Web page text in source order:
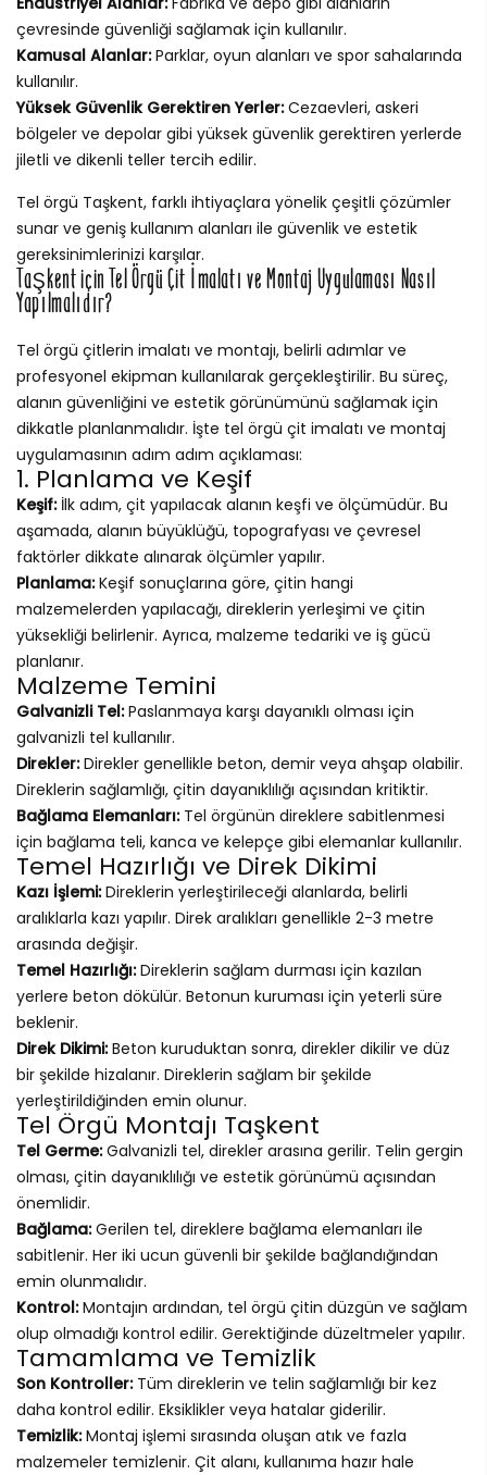
çevresinde güvenliği sağlamak için kullanılır.
Kamusal Alanlar:Parklar, oyun alanları ve spor sahalarında
kullanılır.
Yüksek Güvenlik Gerektiren Yerler:Cezaevleri, askeri
bölgeler ve depolar gibi yüksek güvenlik gerektiren yerlerde
jiletli ve dikenli teller tercih edilir.
Tel örgü Taşkent, farklı ihtiyaçlara yönelik çeşitli çözümler
sunar ve geniş kullanım alanları ile güvenlik ve estetik
gereksinimlerinizi karşılar.
Taşkent için Tel Örgü Çit İmalatı ve Montaj Uygulaması Nasıl
Yapılmalıdır?
Tel örgü çitlerin imalatı ve montajı, belirli adımlar ve
profesyonel ekipman kullanılarak gerçekleştirilir. Bu süreç,
alanın güvenliğini ve estetik görünümünü sağlamak için
dikkatle planlanmalıdır. İşte tel örgü çit imalatı ve montaj
uygulamasının adım adım açıklaması:
1. Planlama ve Keşif
Keşif:İlk adım, çit yapılacak alanın keşfi ve ölçümüdür. Bu
aşamada, alanın büyüklüğü, topografyası ve çevresel
faktörler dikkate alınarak ölçümler yapılır.
Planlama:Keşif sonuçlarına göre, çitin hangi
malzemelerden yapılacağı, direklerin yerleşimi ve çitin
yüksekliği belirlenir. Ayrıca, malzeme tedariki ve iş gücü
planlanır.
Malzeme Temini
Galvanizli Tel:Paslanmaya karşı dayanıklı olması için
galvanizli tel kullanılır.
Direkler:Direkler genellikle beton, demir veya ahşap olabilir.
Direklerin sağlamlığı, çitin dayanıklılığı açısından kritiktir.
Bağlama Elemanları:Tel örgünün direklere sabitlenmesi
için bağlama teli, kanca ve kelepçe gibi elemanlar kullanılır.
Temel Hazırlığı ve Direk Dikimi
Kazı İşlemi:Direklerin yerleştirileceği alanlarda, belirli
aralıklarla kazı yapılır. Direk aralıkları genellikle 2-3 metre
arasında değişir.
Temel Hazırlığı:Direklerin sağlam durması için kazılan
yerlere beton dökülür. Betonun kuruması için yeterli süre
beklenir.
Direk Dikimi:Beton kuruduktan sonra, direkler dikilir ve düz
bir şekilde hizalanır. Direklerin sağlam bir şekilde
yerleştirildiğinden emin olunur.
Tel Örgü Montajı Taşkent
Tel Germe:Galvanizli tel, direkler arasına gerilir. Telin gergin
olması, çitin dayanıklılığı ve estetik görünümü açısından
önemlidir.
Bağlama:Gerilen tel, direklere bağlama elemanları ile
sabitlenir. Her iki ucun güvenli bir şekilde bağlandığından
emin olunmalıdır.
Kontrol:Montajın ardından, tel örgü çitin düzgün ve sağlam
olup olmadığı kontrol edilir. Gerektiğinde düzeltmeler yapılır.
Tamamlama ve Temizlik
Son Kontroller:Tüm direklerin ve telin sağlamlığı bir kez
daha kontrol edilir. Eksiklikler veya hatalar giderilir.
Temizlik:Montaj işlemi sırasında oluşan atık ve fazla
malzemeler temizlenir. Çit alanı, kullanıma hazır hale